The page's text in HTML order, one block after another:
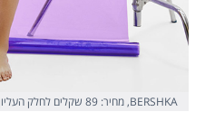
BERSHKA, מחיר: 89 שקלים לחלק העליון, 59 שקלים לחלק התחתון (צילום: יח"צ)